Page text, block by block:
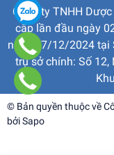
Công ty TNHH
cấp lần đầu ngày
ngày 17/12/2024 tại
trụ sở chính: Số
© Bản quyền thuộc về
bởiSapo